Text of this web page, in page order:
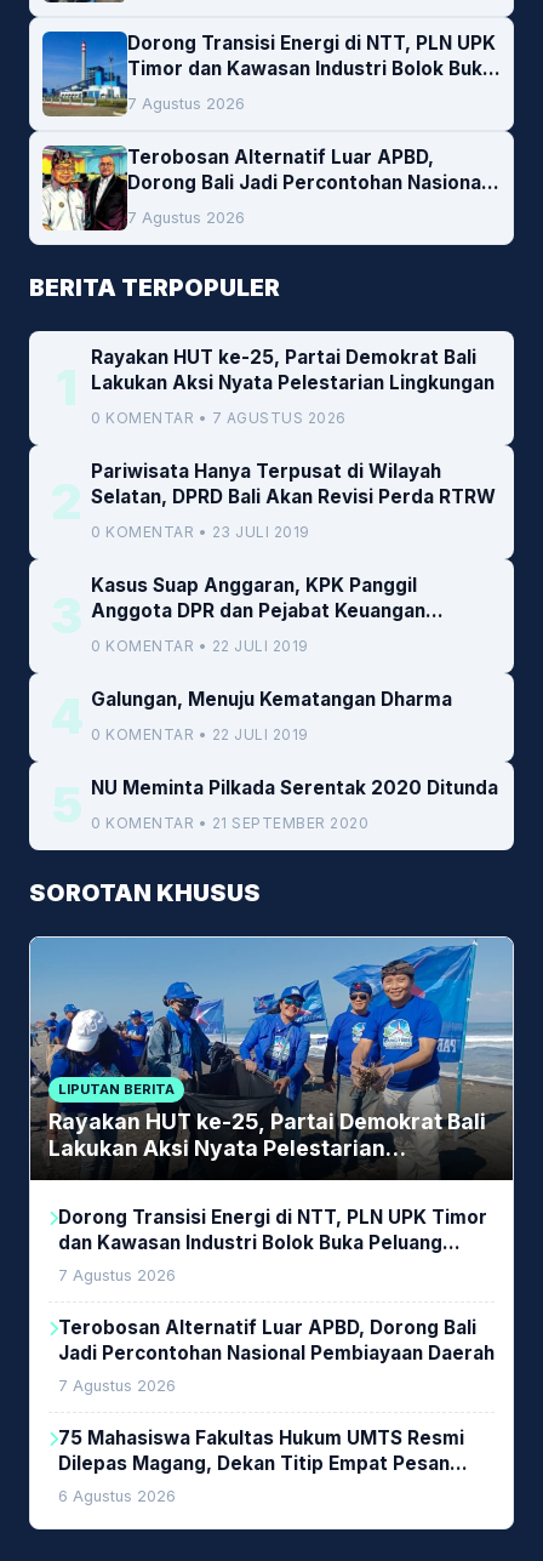
Dorong Transisi Energi di NTT, PLN UPK
Timor dan Kawasan Industri Bolok Buka
Peluang Investasi Woodchip untuk
Cofiring PLTU Bolok
7 Agustus 2026
Terobosan Alternatif Luar APBD,
Dorong Bali Jadi Percontohan Nasional
Pembiayaan Daerah
7 Agustus 2026
BERITA TERPOPULER
1
Rayakan HUT ke-25, Partai Demokrat Bali
Lakukan Aksi Nyata Pelestarian Lingkungan
0 KOMENTAR • 7 AGUSTUS 2026
2
Pariwisata Hanya Terpusat di Wilayah
Selatan, DPRD Bali Akan Revisi Perda RTRW
0 KOMENTAR • 23 JULI 2019
3
Kasus Suap Anggaran, KPK Panggil
Anggota DPR dan Pejabat Keuangan
Kemenkeu
0 KOMENTAR • 22 JULI 2019
4 Galungan, Menuju Kematangan Dharma
0 KOMENTAR • 22 JULI 2019
5 NU Meminta Pilkada Serentak 2020 Ditunda
0 KOMENTAR • 21 SEPTEMBER 2020
SOROTAN KHUSUS
LIPUTAN BERITA
Rayakan HUT ke-25, Partai Demokrat Bali
Lakukan Aksi Nyata Pelestarian
Lingkungan
Dorong Transisi Energi di NTT, PLN UPK Timor
dan Kawasan Industri Bolok Buka Peluang
Investasi Woodchip untuk Cofiring PLTU Bolok
7 Agustus 2026
Terobosan Alternatif Luar APBD, Dorong Bali
Jadi Percontohan Nasional Pembiayaan Daerah
7 Agustus 2026
75 Mahasiswa Fakultas Hukum UMTS Resmi
Dilepas Magang, Dekan Titip Empat Pesan
Penting
6 Agustus 2026